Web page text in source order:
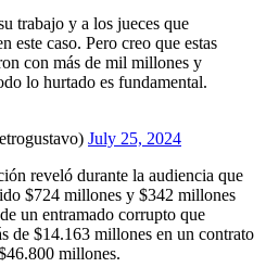
trabajo y a los jueces que
este caso. Pero creo que estas
con más de mil millones y
lo hurtado es fundamental.
July 25, 2024
reveló durante la audiencia que
$724 millones y $342 millones
un entramado corrupto que
de $14.163 millones en un contrato
millones.